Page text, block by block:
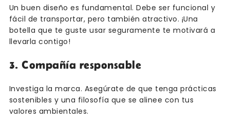
Un buen diseño es fundamental. Debe ser funcional y
fácil de transportar, pero también atractivo. ¡Una
botella que te guste usar seguramente te motivará a
llevarla contigo!
3. Compañía responsable
Investiga la marca. Asegúrate de que tenga prácticas
sostenibles y una filosofía que se alinee con tus
valores ambientales.